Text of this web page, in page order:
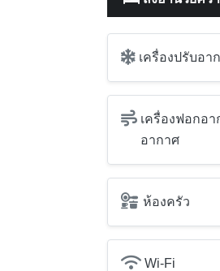
เครื่องปรับอา
เครื่องฟอกอา
อากาศ
ห้องครัว
Wi-Fi